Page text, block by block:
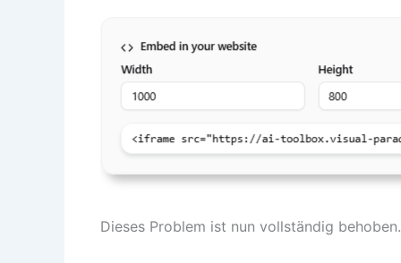
Dieses Problem ist nun vollständig behoben.